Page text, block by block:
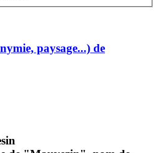
paysage...) de